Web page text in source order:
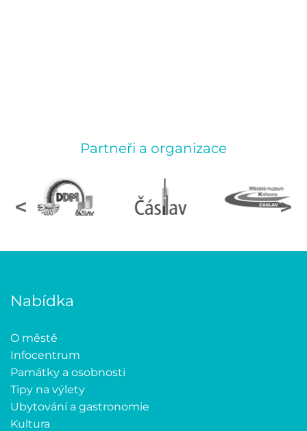
Partneři a organizace
< >
Nabídka
O městě
Infocentrum
Památky a osobnosti
Tipy na výlety
Ubytování a gastronomie
Kultura